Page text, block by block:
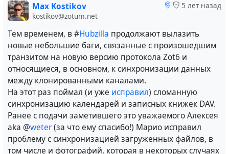
Выбор из множества вариантов вашего
присутствия, среди которых можно найти, едва
ли, не лучшую альтернативу популярным
корпоративным социальным сетям, относится и к
замене Facebook. В этом качестве я бы отметил, в
первую очередь, как наиболее продвинутую в части
концепции и возможностей платформу #
Внимания также заслуживают и менее
функциональные #Frendica и #Diaspora . Последняя
является одной из старейших из ныне
действующих децентрализованных социальных
сетей, хотя и заметно отстающей в своём
развитии и функциональности.
#russian#lang_ru#IT #
5 лет назад
Max Kostikov
kostikov@zotum.net
Тем временем, в #Hubzilla продолжают вылазить
новые небольшие баги, связанные с произошедшим
транзитом на новую версию протокола Zot6 и
относящиеся, в основном, к синхронизации данных
между клонированными каналами.
На этот раз поймал (и уже исправил) сломанную
синхронизацию календарей и записных книжек DAV.
Ранее с подачи заметившего это уважаемого Алексея
aka @weter(за что ему спасибо!) Марио исправил
проблему с синхронизацией загруженных файлов, в
том числе и фотографий, которая в некоторых случаях